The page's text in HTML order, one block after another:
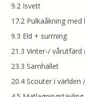
9.2 Isvett
17.2 Pulkaåkning
9.3 Eld + surrning
21.3 Vinter-/ vårutfärd
23.3 Samhället
20.4 Scouter i